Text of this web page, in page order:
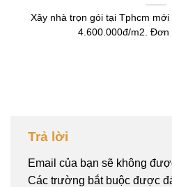
Xây nhà trọn gói tại Tphcm
4.600.000đ/m2. Đơn
Trả lời
Email của bạn sẽ không
Các trường bắt buộc được